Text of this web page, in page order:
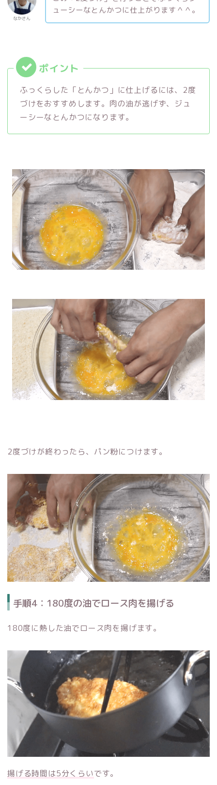
なかさん
ューシーなとんかつに仕上がります＾＾。
ふっくらした「とんかつ」に仕上げるには、2度
づけをおすすめします。肉の油が逃げず、ジュ
ーシーなとんかつになります。
2度づけが終わったら、パン粉につけます。
手順4：180度の油でロース肉を揚げる
180度に熱した油でロース肉を揚げます。
揚げる時間は5分くらいです。